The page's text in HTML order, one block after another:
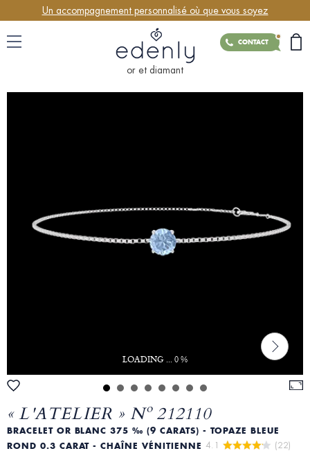
Un accompagnement personnalisé où que vous soyez
CONTACT
or et diamant
LOADING ... 0 %
« L'ATELIER » Nº 212110
BRACELET OR BLANC 375 ‰ (9 CARATS) - TOPAZE BLEUE
ROND 0.3 CARAT - CHAÎNE VÉNITIENNE 4.1 (22)